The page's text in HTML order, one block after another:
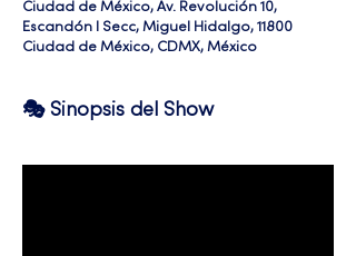
Ciudad de México, Av. Revolución 10,
Escandón I Secc, Miguel Hidalgo, 11800
Ciudad de México, CDMX, México
🎭 Sinopsis del Show